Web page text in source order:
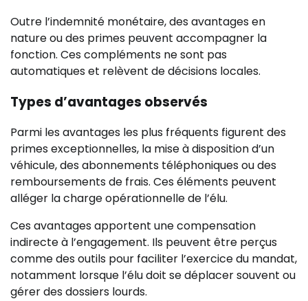
Outre l’indemnité monétaire, des avantages en
nature ou des primes peuvent accompagner la
fonction. Ces compléments ne sont pas
automatiques et relèvent de décisions locales.
Types d’avantages observés
Parmi les avantages les plus fréquents figurent des
primes exceptionnelles, la mise à disposition d’un
véhicule, des abonnements téléphoniques ou des
remboursements de frais. Ces éléments peuvent
alléger la charge opérationnelle de l’élu.
Ces avantages apportent une compensation
indirecte à l’engagement. Ils peuvent être perçus
comme des outils pour faciliter l’exercice du mandat,
notamment lorsque l’élu doit se déplacer souvent ou
gérer des dossiers lourds.